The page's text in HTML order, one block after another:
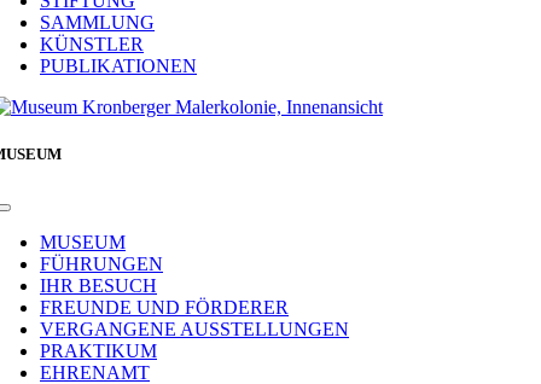
SAMMLUNG
KÜNSTLER
PUBLIKATIONEN
Toggle
NavigationMUSEUM
FÜHRUNGEN
IHR BESUCH
FREUNDE UND FÖRDERER
VERGANGENE AUSSTELLUNGEN
PRAKTIKUM
EHRENAMT